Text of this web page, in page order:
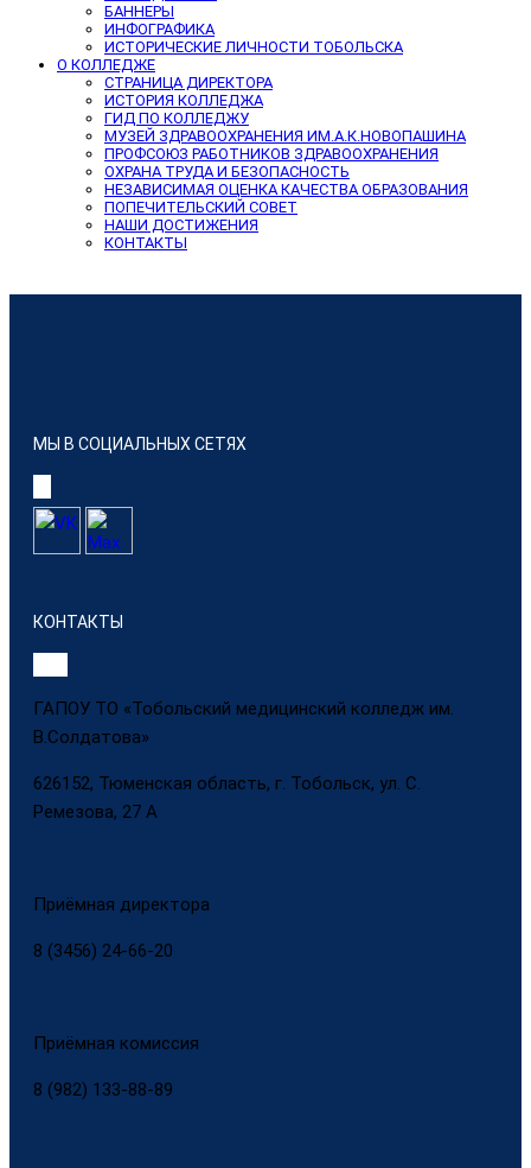
БАННЕРЫ
ИНФОГРАФИКА
ИСТОРИЧЕСКИЕ ЛИЧНОСТИ ТОБОЛЬСКА
О КОЛЛЕДЖЕ
СТРАНИЦА ДИРЕКТОРА
ИСТОРИЯ КОЛЛЕДЖА
ГИД ПО КОЛЛЕДЖУ
МУЗЕЙ ЗДРАВООХРАНЕНИЯ ИМ.А.К.НОВОПАШИНА
ПРОФСОЮЗ РАБОТНИКОВ ЗДРАВООХРАНЕНИЯ
ОХРАНА ТРУДА И БЕЗОПАСНОСТЬ
НЕЗАВИСИМАЯ ОЦЕНКА КАЧЕСТВА ОБРАЗОВАНИЯ
ПОПЕЧИТЕЛЬСКИЙ СОВЕТ
НАШИ ДОСТИЖЕНИЯ
КОНТАКТЫ
МЫ В СОЦИАЛЬНЫХ СЕТЯХ
КОНТАКТЫ
ГАПОУ ТО «Тобольский медицинский колледж им.
В.Солдатова»
626152, Тюменская область, г. Тобольск, ул. С.
Ремезова, 27 А
Приёмная директора
8 (3456) 24-66-20
Приёмная комиссия
8 (982) 133-88-89